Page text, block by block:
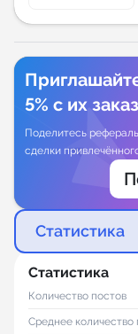
5% с их
Поделитесь
сделки
Статистика
Статистика
Количество постов
Среднее количество